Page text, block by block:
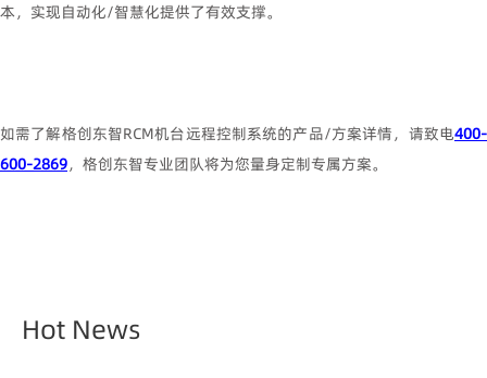
本，实现自动化/智慧化提供了有效支撑。
如需了解格创东智RCM机台远程控制系统的产品/方案详情，请致电400-
600-2869，格创东智专业团队将为您量身定制专属方案。
Hot News